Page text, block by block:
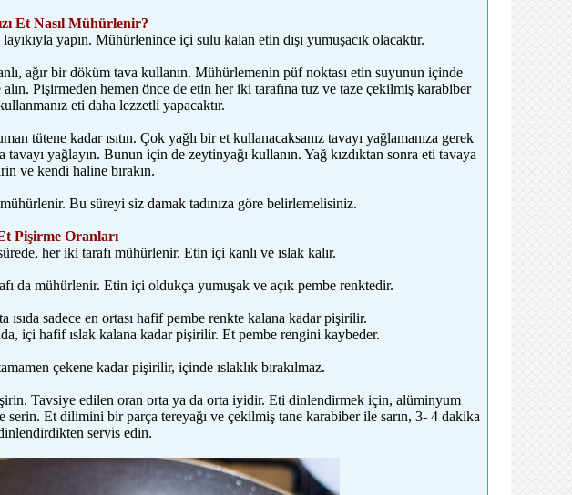
Et Nasıl Mühürlenir?
yapın. Mühürlenince içi sulu kalan etin dışı yumuşacık olacaktır.
ağır bir döküm tava kullanın. Mühürlemenin püf noktası etin suyunun içinde
Pişirmeden hemen önce de etin her iki tarafına tuz ve taze çekilmiş karabiber
eti daha lezzetli yapacaktır.
tütene kadar ısıtın. Çok yağlı bir et kullanacaksanız tavayı yağlamanıza gerek
yağlayın. Bunun için de zeytinyağı kullanın. Yağ kızdıktan sonra eti tavaya
ve kendi haline bırakın.
Bu süreyi siz damak tadınıza göre belirlemelisiniz.
Pişirme Oranları
her iki tarafı mühürlenir. Etin içi kanlı ve ıslak kalır.
da mühürlenir. Etin içi oldukça yumuşak ve açık pembe renktedir.
ısıda sadece en ortası hafif pembe renkte kalana kadar pişirilir.
içi hafif ıslak kalana kadar pişirilir. Et pembe rengini kaybeder.
çekene kadar pişirilir, içinde ıslaklık bırakılmaz.
Tavsiye edilen oran orta ya da orta iyidir. Eti dinlendirmek için, alüminyum
serin. Et dilimini bir parça tereyağı ve çekilmiş tane karabiber ile sarın, 3- 4 dakika
servis edin.